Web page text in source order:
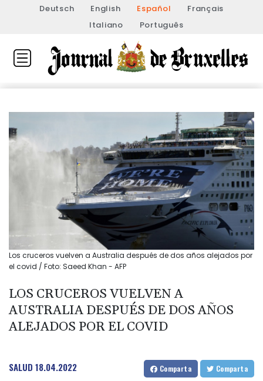
Deutsch English Español
Français
Italiano
Português
Los cruceros vuelven a Australia después de dos años alejados por
el covid / Foto: Saeed Khan - AFP
LOS CRUCEROS VUELVEN A
AUSTRALIA DESPUÉS DE DOS AÑOS
ALEJADOS POR EL COVID
SALUD 18.04.2022 Comparta Comparta